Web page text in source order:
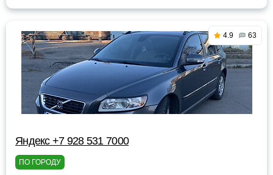
4.9 63
Яндекс +7 928 531 7000
ПО ГОРОДУ